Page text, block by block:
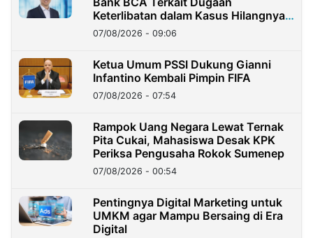
Keterlibatan dalam Kasus Hilangnya
Dana Nasabah Rp2,58 Miliar
07/08/2026 - 09:06
Ketua Umum PSSI Dukung Gianni
Infantino Kembali Pimpin FIFA
07/08/2026 - 07:54
Rampok Uang Negara Lewat Ternak
Pita Cukai, Mahasiswa Desak KPK
Periksa Pengusaha Rokok Sumenep
07/08/2026 - 00:54
Pentingnya Digital Marketing untuk
UMKM agar Mampu Bersaing di Era
Digital